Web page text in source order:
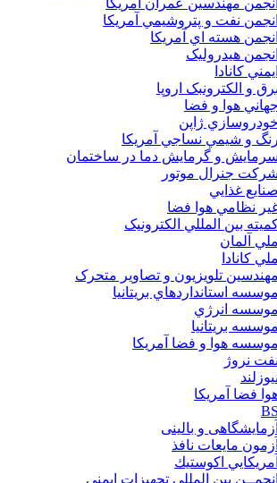
انجمن نفت و پتروشيمي آمريکا
انجمن هسته اي آمريکا
هيدروليک
کانادا
و الکترونبک اروپا
جهاني هوا و فضا
خودروسازي ژاپن
رنگ و شيمي نساجي آمريکا
سرمايش و گرمايش دما در ساختمان
شرکت جنرال موتور
غذايي
غير نظامي هوا فضا
بين المللي الکترونيک
آلمان
کانادا
مهندسين تلويزيون و تصاوير متحرک
استانداردهاي بريتانيا
موسسه انرژي
بريتانيا
موسسه هوا و فضا آمريکا
نروژ
فضا آمريکا
و بالینی
مایعات نافذ
اكوستيك
بين المللى تجهيزات ايمنى